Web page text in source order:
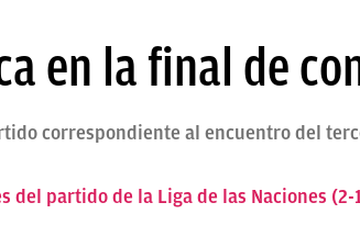
en la final de
correspondiente al encuentro del
del partido de la Liga de las Naciones (2-